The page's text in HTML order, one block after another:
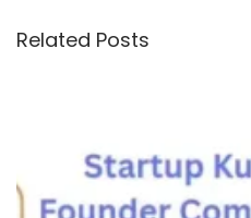
n
न
Related Posts